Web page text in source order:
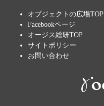
オブジェクトの広場TOP
Facebookページ
オージス総研TOP
サイトポリシー
お問い合わせ